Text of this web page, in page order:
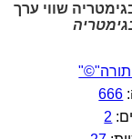
שווי ערך
666
2